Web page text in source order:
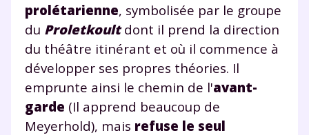
prolétarienne, symbolisée par le groupe
du Proletkoultdont il prend la direction
du théâtre itinérant et où il commence à
développer ses propres théories. Il
emprunte ainsi le chemin de l'avant-
garde (Il apprend beaucoup de
Meyerhold), mais refuse le seul